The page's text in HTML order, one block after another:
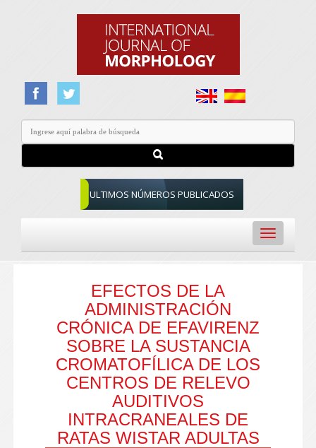
ULTIMOS NÚMEROS PUBLICADOS
Toggle
navigation
EFECTOS DE LA
ADMINISTRACIÓN
CRÓNICA DE EFAVIRENZ
SOBRE LA SUSTANCIA
CROMATOFÍLICA DE LOS
CENTROS DE RELEVO
AUDITIVOS
INTRACRANEALES DE
RATAS WISTAR ADULTAS